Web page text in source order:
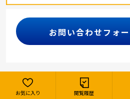
お気に入り 閲覧履歴
お問い合わせフォ
カテゴリー